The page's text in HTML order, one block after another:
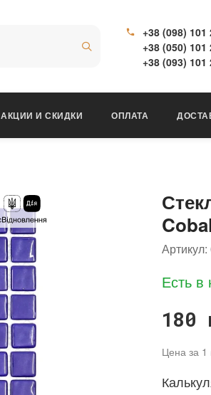
+38 (098) 101
+38 (050) 101
+38 (093) 101
АКЦИИ И СКИДКИ ОПЛАТА
Артикул:
Есть в
180
Цена за 1